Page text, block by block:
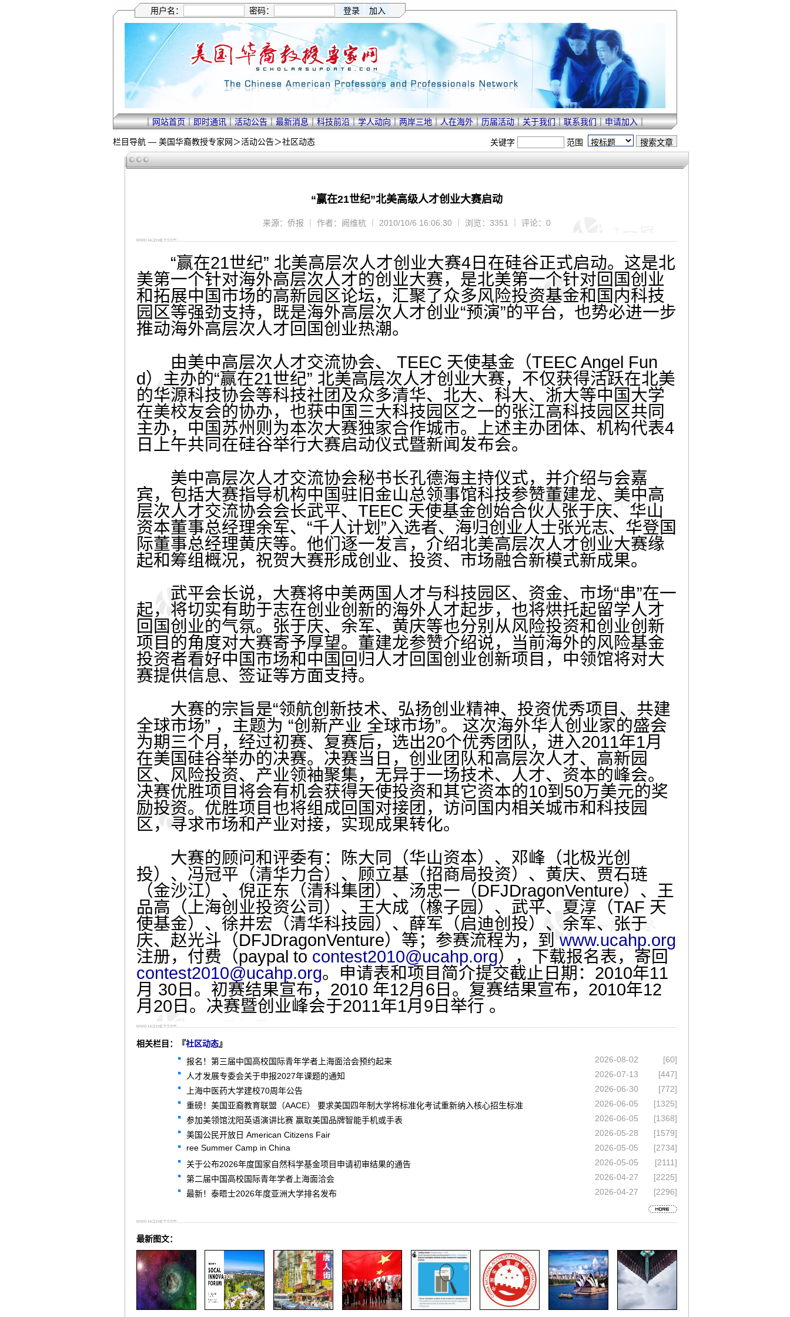
用户名： 密码：
｜网站首页｜即时通讯｜活动公告｜最新消息｜科技前沿｜学人动向｜两岸三地｜人在海外｜历届活动｜关于我们｜联系我们｜申请加入｜
栏目导航 — 美国华裔教授专家网＞活动公告＞社区动态 关键字 范围
“赢在21世纪”北美高级人才创业大赛启动
来源：侨报 ｜ 作者：阙维杭 ｜ 2010/10/6 16:06:30 ｜ 浏览：3351 ｜ 评论：0
“赢在21世纪” 北美高层次人才创业大赛4日在硅谷正式启动。这是北
美第一个针对海外高层次人才的创业大赛，是北美第一个针对回国创业
和拓展中国市场的高新园区论坛，汇聚了众多风险投资基金和国内科技
园区等强劲支持，既是海外高层次人才创业“预演”的平台，也势必进一步
推动海外高层次人才回国创业热潮。
由美中高层次人才交流协会、 TEEC 天使基金（TEEC Angel Fun
d）主办的“赢在21世纪” 北美高层次人才创业大赛，不仅获得活跃在北美
的华源科技协会等科技社团及众多清华、北大、科大、浙大等中国大学
在美校友会的协办，也获中国三大科技园区之一的张江高科技园区共同
主办，中国苏州则为本次大赛独家合作城市。上述主办团体、机构代表4
日上午共同在硅谷举行大赛启动仪式暨新闻发布会。
美中高层次人才交流协会秘书长孔德海主持仪式，并介绍与会嘉
宾，包括大赛指导机构中国驻旧金山总领事馆科技参赞董建龙、美中高
层次人才交流协会会长武平、TEEC 天使基金创始合伙人张于庆、华山
资本董事总经理余军、“千人计划”入选者、海归创业人士张光志、华登国
际董事总经理黄庆等。他们逐一发言，介绍北美高层次人才创业大赛缘
起和筹组概况，祝贺大赛形成创业、投资、市场融合新模式新成果。
武平会长说，大赛将中美两国人才与科技园区、资金、市场“串”在一
起，将切实有助于志在创业创新的海外人才起步，也将烘托起留学人才
回国创业的气氛。张于庆、余军、黄庆等也分别从风险投资和创业创新
项目的角度对大赛寄予厚望。董建龙参赞介绍说，当前海外的风险基金
投资者看好中国市场和中国回归人才回国创业创新项目，中领馆将对大
赛提供信息、签证等方面支持。
大赛的宗旨是“领航创新技术、弘扬创业精神、投资优秀项目、共建
全球市场” ，主题为 “创新产业 全球市场”。 这次海外华人创业家的盛会
为期三个月，经过初赛、复赛后，选出20个优秀团队，进入2011年1月
在美国硅谷举办的决赛。决赛当日，创业团队和高层次人才、高新园
区、风险投资、产业领袖聚集，无异于一场技术、人才、资本的峰会。
决赛优胜项目将会有机会获得天使投资和其它资本的10到50万美元的奖
励投资。优胜项目也将组成回国对接团，访问国内相关城市和科技园
区，寻求市场和产业对接，实现成果转化。
大赛的顾问和评委有：陈大同（华山资本）、邓峰（北极光创
投）、冯冠平（清华力合）、顾立基（招商局投资）、黄庆、贾石琏
（金沙江）、倪正东（清科集团）、汤忠一（DFJDragonVenture）、王
品高（上海创业投资公司）、王大成（橡子园）、武平、夏淳（TAF 天
使基金）、徐井宏（清华科技园）、薛军（启迪创投）、余军、张于
庆、赵光斗（DFJDragonVenture）等；参赛流程为，到 www.ucahp.org
注册，付费（paypal to contest2010@ucahp.org），下载报名表，寄回
contest2010@ucahp.org。申请表和项目简介提交截止日期：2010年11
月 30日。初赛结果宣布，2010 年12月6日。复赛结果宣布，2010年12
月20日。决赛暨创业峰会于2011年1月9日举行 。
相关栏目：『社区动态』
报名！第三届中国高校国际青年学者上海面洽会预约起来
2026-08-02
[60]
人才发展专委会关于申报2027年课题的通知
2026-07-13
[447]
上海中医药大学建校70周年公告
2026-06-30
[772]
重磅！美国亚裔教育联盟（AACE） 要求美国四年制大学将标准化考试重新纳入核心招生标准
2026-06-05
[1325]
参加美领馆沈阳英语演讲比赛 赢取美国品牌智能手机或手表
2026-06-05
[1368]
美国公民开放日 American Citizens Fair
2026-05-28
[1579]
ree Summer Camp in China
2026-05-05
[2734]
关于公布2026年度国家自然科学基金项目申请初审结果的通告
2026-05-05
[2111]
第二届中国高校国际青年学者上海面洽会
2026-04-27
[2225]
最新！泰晤士2026年度亚洲大学排名发布
2026-04-27 [2296]
最新图文：